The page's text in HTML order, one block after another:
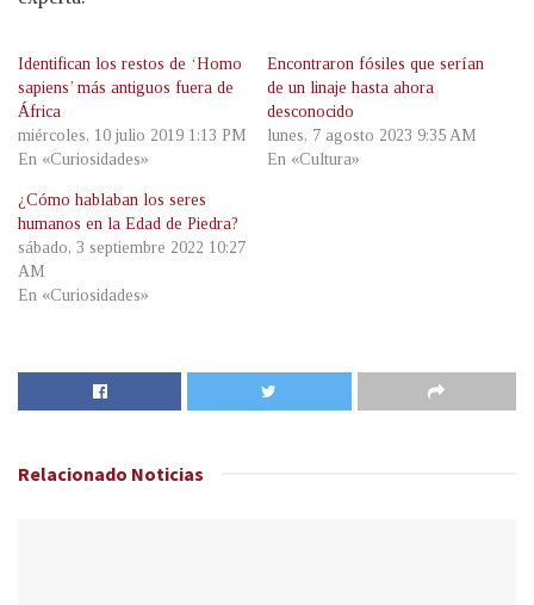
Identifican los restos de ‘Homo
sapiens’ más antiguos fuera de
África
miércoles, 10 julio 2019 1:13 PM
En «Curiosidades»
Encontraron fósiles que serían
de un linaje hasta ahora
desconocido
lunes, 7 agosto 2023 9:35 AM
En «Cultura»
¿Cómo hablaban los seres
humanos en la Edad de Piedra?
sábado, 3 septiembre 2022 10:27
AM
En «Curiosidades»
Relacionado Noticias